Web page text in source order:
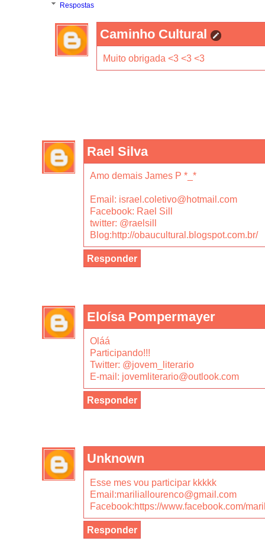
Respostas
Caminho Cultural
Muito obrigada <3 <3 <3
Rael Silva
Amo demais James P *_*
Email: israel.coletivo@hotmail.com
Facebook: Rael Sill
twitter: @raelsill
Blog:http://obaucultural.blogspot.com.br/
Responder
Eloísa Pompermayer
Oláá
Participando!!!
Twitter: @jovem_literario
E-mail: jovemliterario@outlook.com
Responder
Unknown
Esse mes vou participar kkkkk
Email:mariliallourenco@gmail.com
Facebook:https://www.facebook.com/
Responder